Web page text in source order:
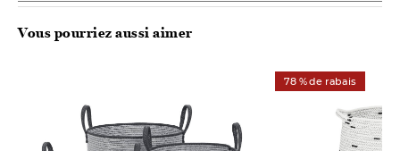
Vous pourriez aussi aimer
78 % de rabais